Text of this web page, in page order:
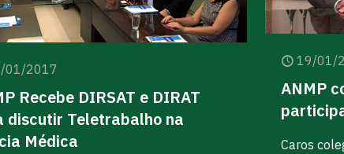
01/2017
Recebe DIRSAT e DIRAT
discutir Teletrabalho na
Médica
19/01/
ANMP
Caros